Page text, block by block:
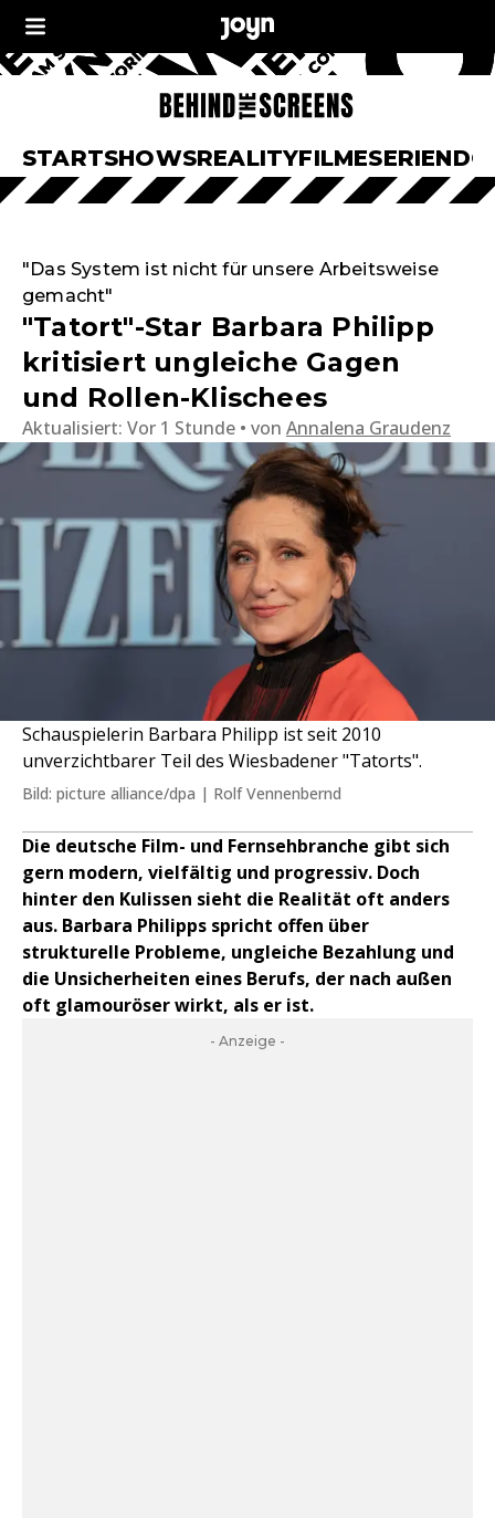
STARTSHOWSREALITYFILMESERIEN
"Das System ist nicht für unsere Arbeitsweise
gemacht"
"Tatort"-Star Barbara Philipp
kritisiert ungleiche Gagen
und Rollen-Klischees
Aktualisiert: Vor 1 Stunde von Annalena Graudenz
Schauspielerin Barbara Philipp ist seit 2010
unverzichtbarer Teil des Wiesbadener "Tatorts".
Bild: picture alliance/dpa | Rolf Vennenbernd
Die deutsche Film- und Fernsehbranche gibt sich
gern modern, vielfältig und progressiv. Doch
hinter den Kulissen sieht die Realität oft anders
aus. Barbara Philipps spricht offen über
strukturelle Probleme, ungleiche Bezahlung und
die Unsicherheiten eines Berufs, der nach außen
oft glamouröser wirkt, als er ist.
- Anzeige -